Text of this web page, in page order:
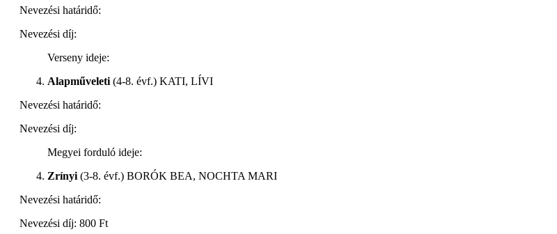
Nevezési határidő:
Nevezési díj:
Verseny ideje:
Alapműveleti (4-8. évf.)KATI, LÍVI
Nevezési határidő:
Nevezési díj:
Megyei forduló ideje:
Zrínyi (3-8. évf.)BORÓK BEA, NOCHTA MARI
Nevezési határidő:
Nevezési díj: 800 Ft